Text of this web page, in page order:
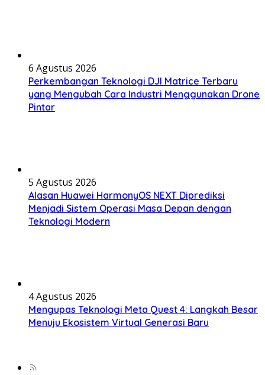
6 Agustus 2026
Perkembangan Teknologi DJI Matrice Terbaru
yang Mengubah Cara Industri Menggunakan Drone
Pintar
5 Agustus 2026
Alasan Huawei HarmonyOS NEXT Diprediksi
Menjadi Sistem Operasi Masa Depan dengan
Teknologi Modern
4 Agustus 2026
Mengupas Teknologi Meta Quest 4: Langkah Besar
Menuju Ekosistem Virtual Generasi Baru